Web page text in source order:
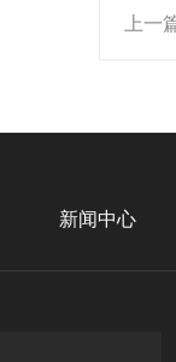
上一
新闻中心